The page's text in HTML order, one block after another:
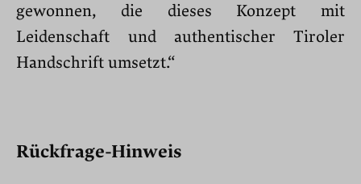
gewonnen, die dieses Konzept mit
Leidenschaft und authentischer Tiroler
Handschrift umsetzt.“
Rückfrage-Hinweis